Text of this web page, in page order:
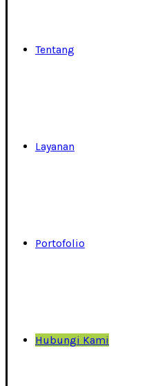
Tentang
Layanan
Portofolio
Hubungi Kami